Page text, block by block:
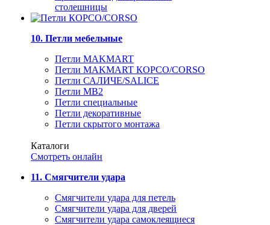
столешницы
10. Петли мебельные
Петли MAKMART
Петли MAKMART КОРСО/CORSO
Петли САЛИЧЕ/SALICE
Петли MB2
Петли специальные
Петли декоративные
Петли скрытого монтажа
Каталоги
Смотреть онлайн
11. Смягчители удара
Смягчители удара для петель
Смягчители удара для дверей
Cмягчители удара самоклеящиеся